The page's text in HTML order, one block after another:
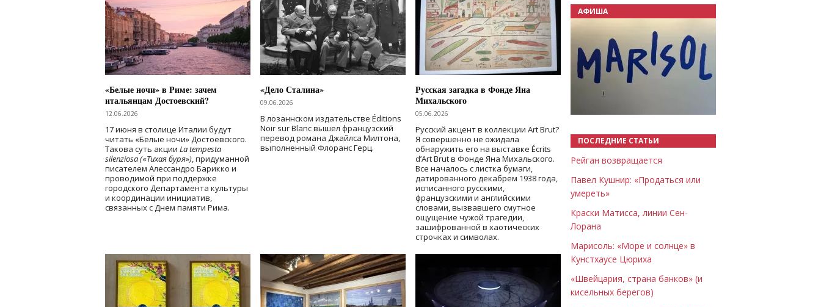
«Белые ночи» в Риме: зачем
итальянцам Достоевский?
12.06.2026
17 июня в столице Италии будут
читать «Белые ночи» Достоевского.
Такова суть акции La tempesta
silenziosa («Тихая буря»), придуманной
писателем Алессандро Барикко и
проводимой при поддержке
городского Департамента культуры
и координации инициатив,
связанных с Днем памяти Рима.
«Дело Сталина»
09.06.2026
В лозаннском издательстве Éditions
Noir sur Blanc вышел французский
перевод романа Джайлса Милтона,
выполненный Флоранс Герц.
Русская загадка в Фонде Яна
Михальского
05.06.2026
Русский акцент в коллекции Art Brut?
Я совершенно не ожидала
обнаружить его на выставке Écrits
d’Art Brut в Фонде Яна Михальского.
Все началось с листка бумаги,
датированного декабрем 1938 года,
исписанного русскими,
французскими и английскими
словами, вызвавшего смутное
ощущение чужой трагедии,
зашифрованной в хаотических
строчках и символах.
АФИША
ПОСЛЕДНИЕ СТАТЬИ
Рейган возвращается
Павел Кушнир: «Продаться или
умереть»
Краски Матисса, линии Сен-
Лорана
Марисоль: «Море и солнце» в
Кунстхаусе Цюриха
«Швейцария, страна банков» (и
кисельных берегов)